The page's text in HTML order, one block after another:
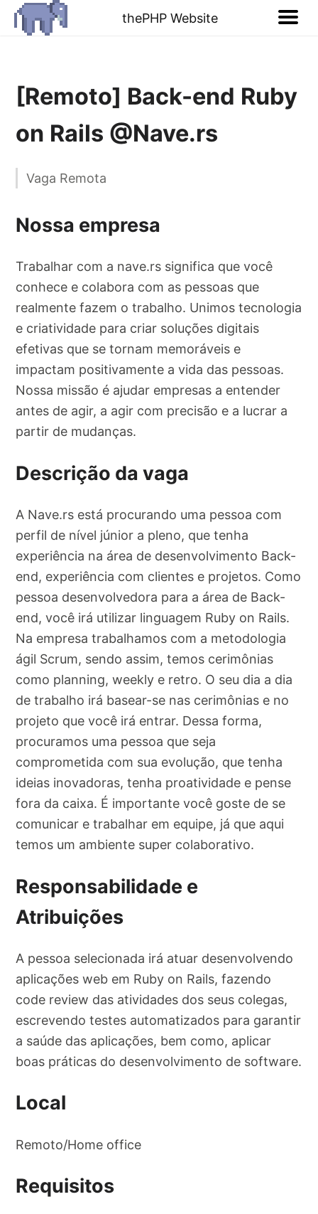
thePHP Website
[Remoto] Back-end Ruby
on Rails @Nave.rs
Vaga Remota
Nossa empresa
Trabalhar com a nave.rs significa que você
conhece e colabora com as pessoas que
realmente fazem o trabalho. Unimos tecnologia
e criatividade para criar soluções digitais
efetivas que se tornam memoráveis e
impactam positivamente a vida das pessoas.
Nossa missão é ajudar empresas a entender
antes de agir, a agir com precisão e a lucrar a
partir de mudanças.
Descrição da vaga
A Nave.rs está procurando uma pessoa com
perfil de nível júnior a pleno, que tenha
experiência na área de desenvolvimento Back-
end, experiência com clientes e projetos. Como
pessoa desenvolvedora para a área de Back-
end, você irá utilizar linguagem Ruby on Rails.
Na empresa trabalhamos com a metodologia
ágil Scrum, sendo assim, temos cerimônias
como planning, weekly e retro. O seu dia a dia
de trabalho irá basear-se nas cerimônias e no
projeto que você irá entrar. Dessa forma,
procuramos uma pessoa que seja
comprometida com sua evolução, que tenha
ideias inovadoras, tenha proatividade e pense
fora da caixa. É importante você goste de se
comunicar e trabalhar em equipe, já que aqui
temos um ambiente super colaborativo.
Responsabilidade e
Atribuições
A pessoa selecionada irá atuar desenvolvendo
aplicações web em Ruby on Rails, fazendo
code review das atividades dos seus colegas,
escrevendo testes automatizados para garantir
a saúde das aplicações, bem como, aplicar
boas práticas do desenvolvimento de software.
Local
Remoto/Home office
Requisitos